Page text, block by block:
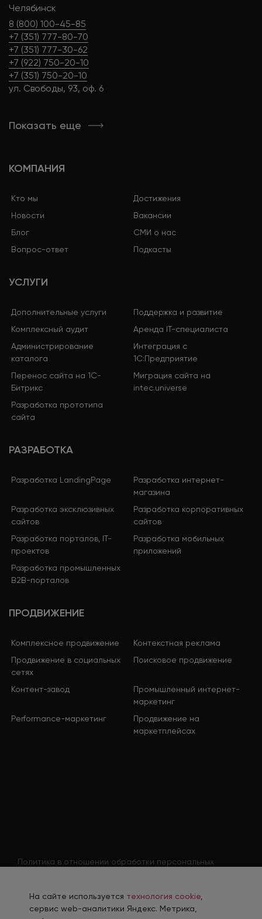
Челябинск
8 (800) 100-45-85
+7 (351) 777-80-70
+7 (351) 777-30-62
+7 (922) 750-20-10
+7 (351) 750-20-10
ул. Свободы, 93, оф. 6
Показать еще
КОМПАНИЯ
Кто мы
Достижения
Новости
Вакансии
Блог
СМИ о нас
Вопрос-ответ
Подкасты
УСЛУГИ
Дополнительные услуги
Поддержка и развитие
Комплексный аудит
Аренда IT-специалиста
Администрирование
каталога
Интеграция с
1С:Предприятие
Перенос сайта на 1С-
Битрикс
Миграция сайта на
intec.universe
Разработка прототипа
сайта
РАЗРАБОТКА
Разработка LandingPage
Разработка интернет-
магазина
Разработка эксклюзивных
сайтов
Разработка корпоративных
сайтов
Разработка порталов, IT-
проектов
Разработка мобильных
приложений
Разработка промышленных
B2B-порталов
ПРОДВИЖЕНИЕ
Комплексное продвижение
Контекстная реклама
Продвижение в социальных
сетях
Поисковое продвижение
Контент-завод
Промышленный интернет-
маркетинг
Performance-маркетинг
Продвижение на
маркетплейсах
Политика в отношении обработки персональных
Согласие на обработку персональных данных
На сайте используется технология cookie
сервис web-аналитики Яндекс. Метрика,